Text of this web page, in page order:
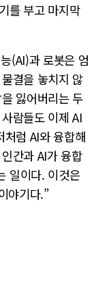
를 부고 마지막
(AI)과 로봇은 엄
결을 놓치지 않
잃어버리는 두
람들도 이제 AI
럼 AI와 융합해
간과 AI가 융합
일이다. 이것은
야기다.”